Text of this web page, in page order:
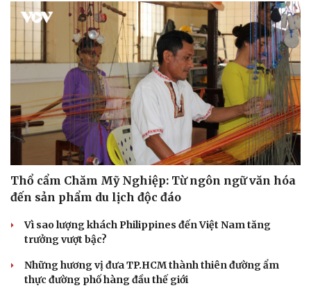
Thổ cẩm Chăm Mỹ Nghiệp: Từ ngôn ngữ văn hóa
đến sản phẩm du lịch độc đáo
Vì sao lượng khách Philippines đến Việt Nam tăng
trưởng vượt bậc?
Những hương vị đưa TP.HCM thành thiên đường ẩm
thực đường phố hàng đầu thế giới